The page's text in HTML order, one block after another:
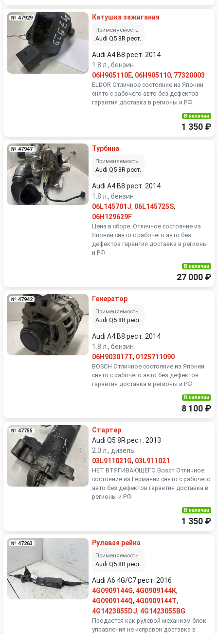
№ 47929 Катушка зажигания
Применяемость:
Audi Q5 8R рест.
Audi A4 B8 рест. 2014
1.8 л., бензин
06H905110E, 06H905110, 77320003
ELDOR Отличное состояние из Японии
снято с рабочего авто без дефектов
гарантия доставка в регионы и РФ
В наличии
1 350 ₽
№ 47947 Турбина
Применяемость:
Audi Q5 8R рест.
Audi A4 B8 рест. 2014
1.8 л., бензин
06L145701J, 06L145725S,
06H129629F
Цена в сборе. Отличное состояние из
Японии снято с рабочего авто без
дефектов гарантия доставка в регионы
и РФ
В наличии
27 000 ₽
№ 47942 Генератор
Применяемость:
Audi Q5 8R рест.
Audi A4 B8 рест. 2014
1.8 л., бензин
06H903017T, 0125711090
BOSCH Отличное состояние из Японии
снято с рабочего авто без дефектов
гарантия доставка в регионы и РФ
В наличии
8 100 ₽
№ 47755
Стартер
Audi Q5 8R рест. 2013
2.0 л., дизель
03L911021G, 03L911021
НЕТ ВТЯГИВАЮЩЕГО Bosch Отличное
состояние из Германии снято с рабочего
авто без дефектов гарантия доставка в
регионы и РФ
В наличии
1 350 ₽
№ 47263 Рулевая рейка
Применяемость:
Audi Q5 8R рест.
Audi A6 4G/C7 рест. 2016
4G0909144G, 4G0909144K,
4G0909144Q, 4G0909144T,
4G1423055DJ, 4G1423055BG
Продается как рулевой механизм блок
управления не исправен доставка в